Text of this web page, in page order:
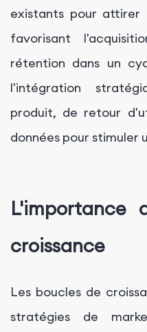
existants pour attirer
favorisant
rétention dans un
l'intégration
produit, de retour
données pour stimuler
L'importance
croissance
Les boucles de
stratégies de